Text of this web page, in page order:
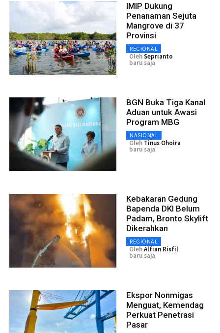
IMIP Dukung
Penanaman Sejuta
Mangrove di 37
Provinsi
REGIONAL
OlehSeprianto
baru saja
BGN Buka Tiga Kanal
Aduan untuk Awasi
Program MBG
NASIONAL
Oleh Tinus Ohoira
baru saja
Kebakaran Gedung
Bapenda DKI Belum
Padam, Bronto Skylift
Dikerahkan
REGIONAL
OlehAlfian Risfil
baru saja
Ekspor Nonmigas
Menguat, Kemendag
Perkuat Penetrasi
Pasar